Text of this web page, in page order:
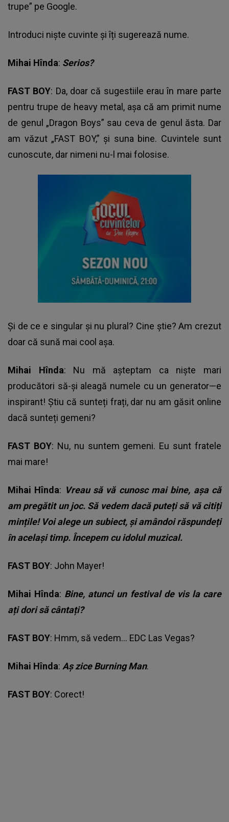
trupe” pe Google.
Introduci niște cuvinte și îți sugerează nume.
Mihai Hînda: Serios?
FAST BOY: Da, doar că sugestiile erau în mare parte
pentru trupe de heavy metal, așa că am primit nume
de genul „Dragon Boys” sau ceva de genul ăsta. Dar
am văzut „FAST BOY,” și suna bine. Cuvintele sunt
cunoscute, dar nimeni nu-l mai folosise.
Și de ce e singular și nu plural? Cine știe? Am crezut
doar că sună mai cool așa.
Mihai Hînda: Nu mă așteptam ca niște mari
producători să-și aleagă numele cu un generator—e
inspirant! Știu că sunteți frați, dar nu am găsit online
dacă sunteți gemeni?
FAST BOY: Nu, nu suntem gemeni. Eu sunt fratele
mai mare!
Mihai Hînda: Vreau să vă cunosc mai bine, așa că
am pregătit un joc. Să vedem dacă puteți să vă citiți
mințile! Voi alege un subiect, și amândoi răspundeți
în același timp. Începem cu idolul muzical.
FAST BOY: John Mayer!
Mihai Hînda: Bine, atunci un festival de vis la care
ați dori să cântați?
FAST BOY: Hmm, să vedem… EDC Las Vegas?
Mihai Hînda: Aș zice Burning Man.
FAST BOY: Corect!